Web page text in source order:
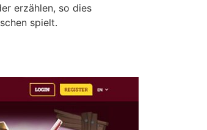
erzählen, so dies
spielt.